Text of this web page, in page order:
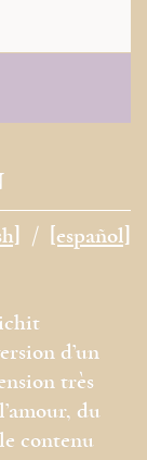
[español]
d’un
très
du
contenu